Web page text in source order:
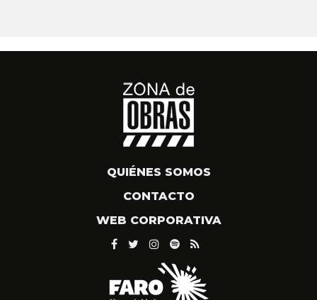
QUIÉNES SOMOS
CONTACTO
WEB CORPORATIVA